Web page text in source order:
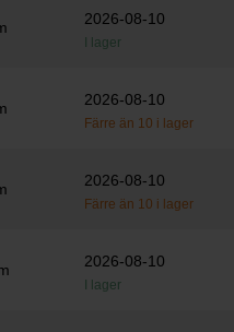
2026-08-10
I lager
2026-08-10
Färre än 10 i lager
2026-08-10
Färre än 10 i lager
2026-08-10
I lager